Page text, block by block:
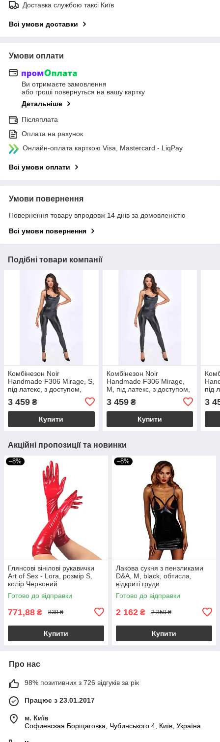
Доставка службою таксі Київ
Всі умови доставки
Умови оплати
Ви отримаєте замовлення
або гроші повернуться на вашу картку
Детальніше
Післяплата
Оплата на рахунок
Онлайн-оплата карткою Visa, Mastercard - LiqPay
Всі умови оплати
Умови повернення
Повернення товару впродовж 14 днів за домовленістю
Всі умови повернення
Подібні товари компанії
Комбінезон Noir
Handmade F306 Mirage, S,
під латекс, з доступом,
декор
3 459 ₴
Купити
Комбінезон Noir
Handmade F306 Mirage,
M, під латекс, з доступом,
декор
3 459₴
Купити
під
3
Акційні пропозиції та новинки
–8%
Глянсові вінілові рукавички
Art of Sex - Lora, розмір S,
колір Червоний
Готово до відправки
771,88 ₴ 839 ₴
Купити
–8%
Лакова сукня з пензликами
D&A, M, black, обтисла,
відкриті груди
Готово до відправки
2 162 ₴ 2 350 ₴
Купити
Про нас
98% позитивних з 726 відгуків за рік
Працює з 23.01.2017
м. Київ
Софиевская Борщаговка, Чубинського 4, Київ, Україна